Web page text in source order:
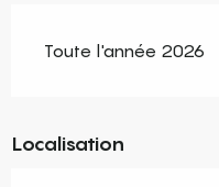
Toute l'année 2026
Localisation